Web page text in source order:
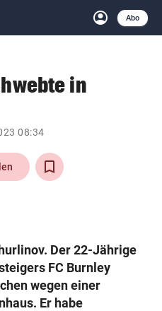
account_circle
Anmelden
Abo
close Schließen
arrow_right
in
08:34
Der 22-Jährige
FC Burnley
wegen einer
Er habe